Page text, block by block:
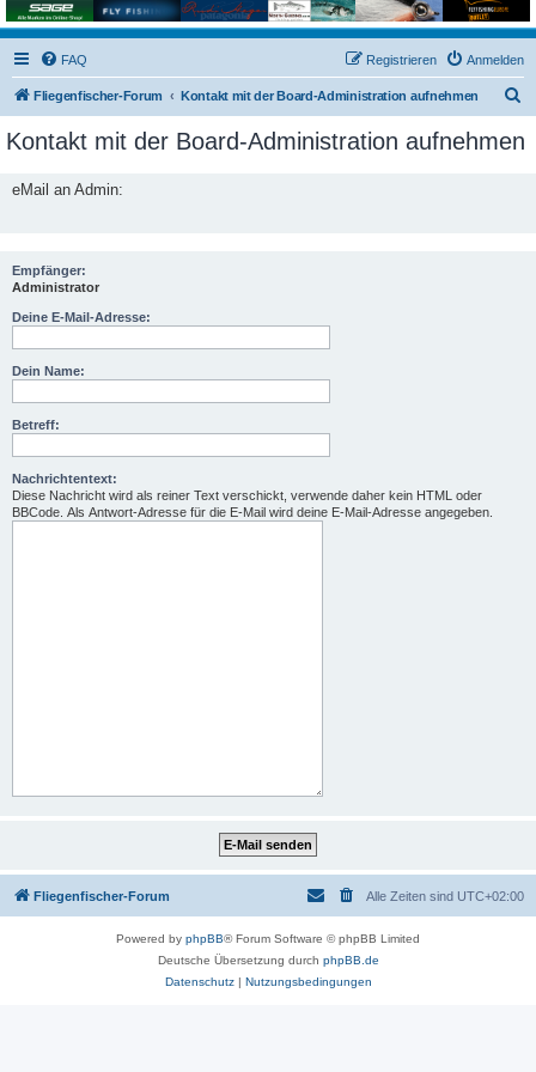
FAQ Anmelden
Registrieren
Fliegenfischer-Forum Kontakt mit der Board-Administration aufnehmen
c
Kontakt mit der Board-Administration aufnehmen
eMail an Admin:
Empfänger:
Administrator
Deine E-Mail-Adresse:
Dein Name:
Betreff:
Nachrichtentext:
Diese Nachricht wird als reiner Text verschickt, verwende daher kein HTML oder
BBCode. Als Antwort-Adresse für die E-Mail wird deine E-Mail-Adresse angegeben.
Fliegenfischer-Forum Alle Zeiten sind UTC+02:00
Powered by phpBB® Forum Software © phpBB Limited
Deutsche Übersetzung durch phpBB.de
Datenschutz| Nutzungsbedingungen